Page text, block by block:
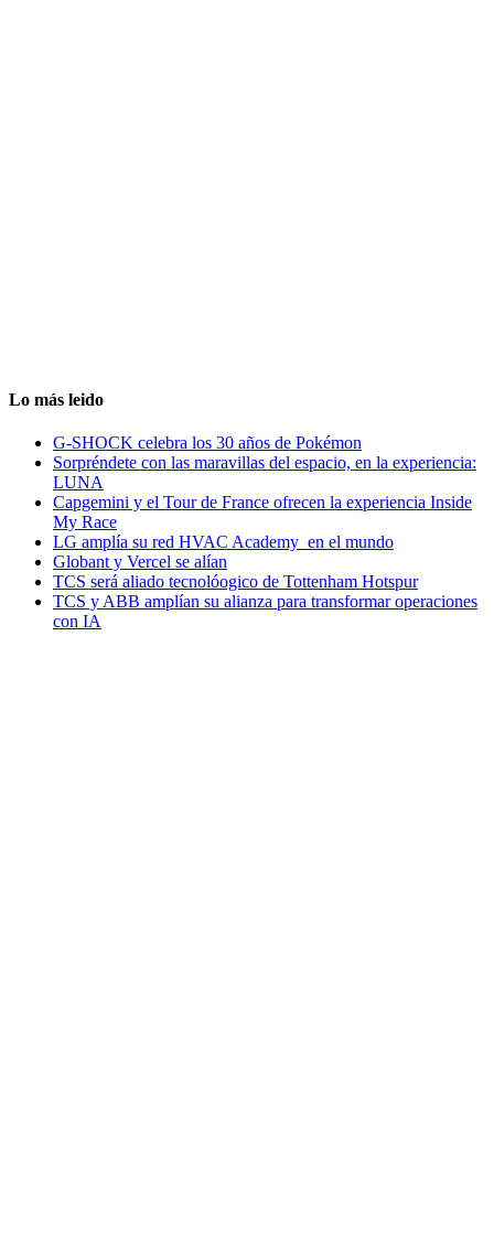
Lo más leido
G-SHOCK celebra los 30 años de Pokémon
Sorpréndete con las maravillas del espacio, en la experiencia:
LUNA
Capgemini y el Tour de France ofrecen la experiencia Inside
My Race
LG amplía su red HVAC Academy en el mundo
Globant y Vercel se alían
TCS será aliado tecnolóogico de Tottenham Hotspur
TCS y ABB amplían su alianza para transformar operaciones
con IA